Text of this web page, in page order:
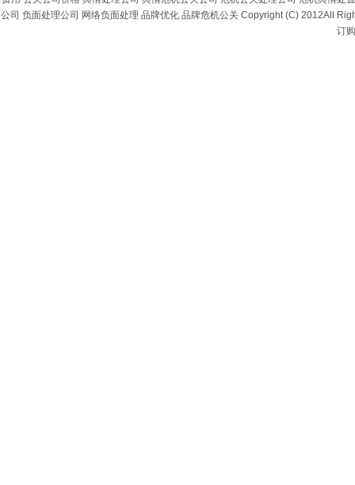
公司 负面处理公司 网络负面处理 品牌优化 品牌危机公关 Copyright (C) 2012All
订